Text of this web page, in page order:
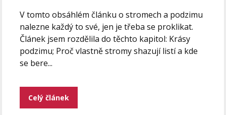
V tomto obsáhlém článku o stromech a podzimu
nalezne každý to své, jen je třeba se proklikat.
Článek jsem rozdělila do těchto kapitol: Krásy
podzimu; Proč vlastně stromy shazují listí a kde
se bere...
Celý článek